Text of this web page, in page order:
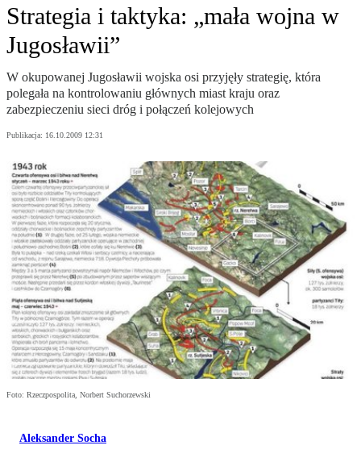
Strategia i taktyka: „mała wojna w
Jugosławii”
W okupowanej Jugosławii wojska osi przyjęły strategię, która
polegała na kontrolowaniu głównych miast kraju oraz
zabezpieczeniu sieci dróg i połączeń kolejowych
Publikacja: 16.10.2009 12:31
Foto: Rzeczpospolita, Norbert Suchorzewski
Aleksander Socha